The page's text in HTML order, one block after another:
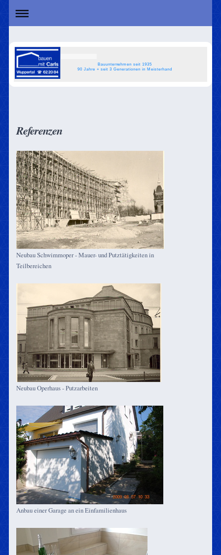
Bauunternehmen seit 1935
90 Jahre + seit 3 Generationen in Meisterhand
Referenzen
Neubau Schwimmoper - Mauer- und Putztätigkeiten in
Teilbereichen
Neubau Operhaus - Putzarbeiten
Anbau einer Garage an ein Einfamilienhaus